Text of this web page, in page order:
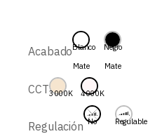
48,64 EUR
hasta
58,79 EUR
AcabadoBlanco
Mate
Negro
Mate
CCT3000K 4000K
Regulación No
Regulable